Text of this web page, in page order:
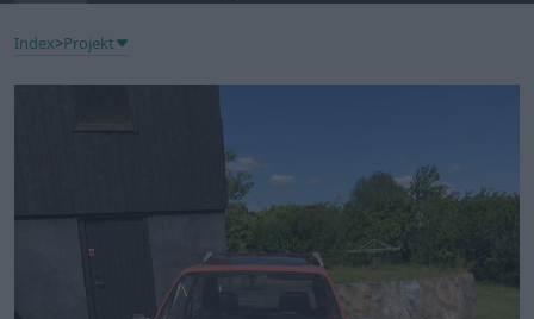
Index>Projekt